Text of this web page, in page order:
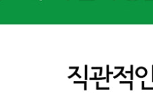
루기
검사로 허용된 데이터만 입력
있는 값만 입력 허용하기